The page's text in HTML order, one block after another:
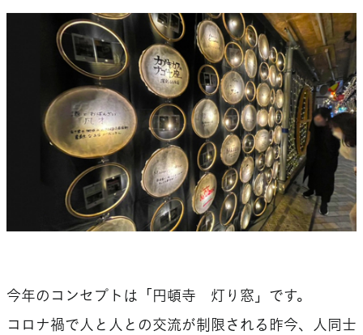
今年のコンセプトは「円頓寺 灯り窓」です。
コロナ禍で人と人との交流が制限される昨今、人同士